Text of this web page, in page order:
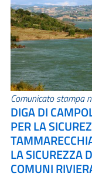
Comunicato
DIGA DI
PER LA
LA SICUREZZA
COMUNI